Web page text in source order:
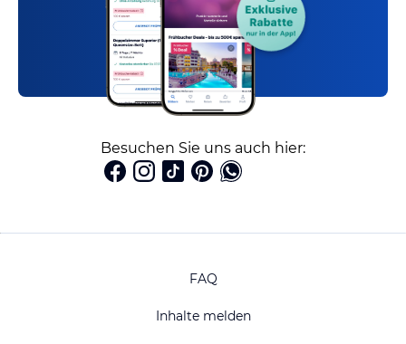
Besuchen Sie uns auch hier:
FAQ
Inhalte melden